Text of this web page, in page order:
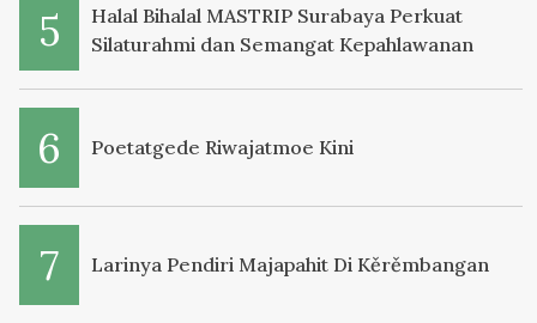
Halal Bihalal MASTRIP Surabaya Perkuat
Silaturahmi dan Semangat Kepahlawanan
Poetatgede Riwajatmoe Kini
Larinya Pendiri Majapahit Di Kěrěmbangan